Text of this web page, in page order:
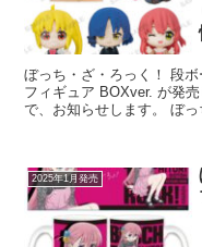
ぼっち・ざ・ろっく！ 段
フィギュア BOXver. が発売します。 予約受付が
で、お知らせします。 ぼ
2025年1月発売